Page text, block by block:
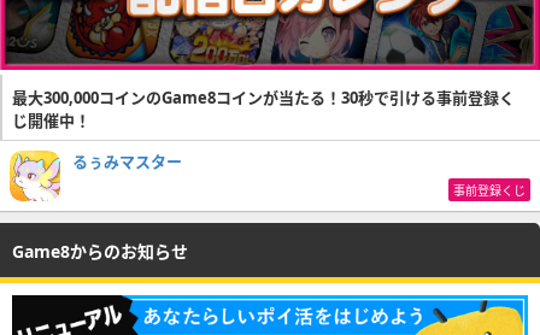
最大300,000コインのGame8コインが当たる！30秒で引ける事前登録く
じ開催中！
るぅみマスター
事前登録くじ
Game8からのお知らせ